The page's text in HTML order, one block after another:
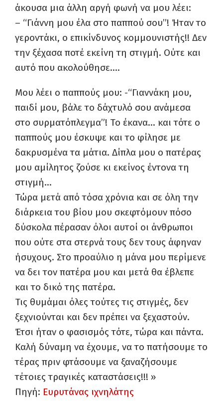
άκουσα μια άλλη αργή φωνή να μου λέει:
– “Γιάννη μου έλα στο παππού σου”! Ήταν το
γεροντάκι, ο επικίνδυνος κομμουνιστής!! Δεν
την ξέχασα ποτέ εκείνη τη στιγμή. Ούτε και
αυτό που ακολούθησε….
Μου λέει ο παππούς μου: -“Γιαννάκη μου,
παιδί μου, βάλε το δάχτυλό σου ανάμεσα
στο συρματόπλεγμα”! Το έκανα… και τότε ο
παππούς μου έσκυψε και το φίλησε με
δακρυσμένα τα μάτια. Δίπλα μου ο πατέρας
μου αμίλητος ζούσε κι εκείνος έντονα τη
στιγμή…
Τώρα μετά από τόσα χρόνια και σε όλη την
διάρκεια του βίου μου σκεφτόμουν πόσο
δύσκολα πέρασαν όλοι αυτοί οι άνθρωποι
που ούτε στα στερνά τους δεν τους άφηναν
ήσυχους. Στο προαύλιο η μάνα μου περίμενε
να δει τον πατέρα μου και μετά θα έβλεπε
και το δικό της πατέρα.
Τις θυμάμαι όλες τούτες τις στιγμές, δεν
ξεχνιούνται και δεν πρέπει να ξεχαστούν.
Έτσι ήταν ο φασισμός τότε, τώρα και πάντα.
Καλή δύναμη να έχουμε, να το πατήσουμε το
τέρας πριν φτάσουμε να ξαναζήσουμε
τέτοιες τραγικές καταστάσεις!!! »
Πηγή: Ευρυτάνας ιχνηλάτης